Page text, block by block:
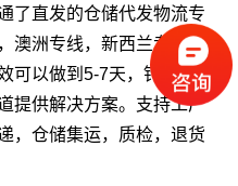
了直发的仓储代发物流专
澳洲专线，新西兰专线，
可以做到5-7天，针对特殊
提供解决方案。支持工厂
，仓储集运，质检，退货